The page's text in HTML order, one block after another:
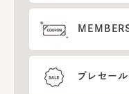
プレセー